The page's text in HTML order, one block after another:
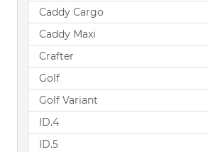
Caddy Cargo
Caddy Maxi
Crafter
Golf
Golf Variant
ID.4
ID.5